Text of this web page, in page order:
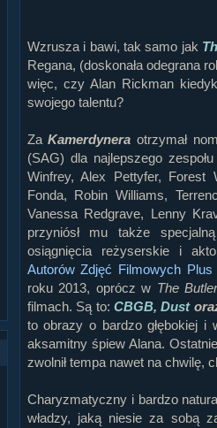
Wzrusza i bawi, tak samo jak
Regana, (doskonała odegrana
więc, czy Alan Rickman
swojego talentu?
ZaKamerdyneraotrzymał
(SAG) dla najlepszego
Winfrey, Alex Pettyfer, Forest
Fonda, Robin Williams,
Vanessa Redgrave, Lenny
przyniósł mu także
osiągnięcia reżyserskie i
Autorów Zdjęć Filmowych
roku 2013, oprócz w The
filmach. Są to: CBGB, Dust
to obrazy o bardzo głębokiej i
aksamitny śpiew Alana.
zwolnił tempa nawet na chwilę,
Charyzmatyczny i bardzo
władzy, jaką niesie za sobą